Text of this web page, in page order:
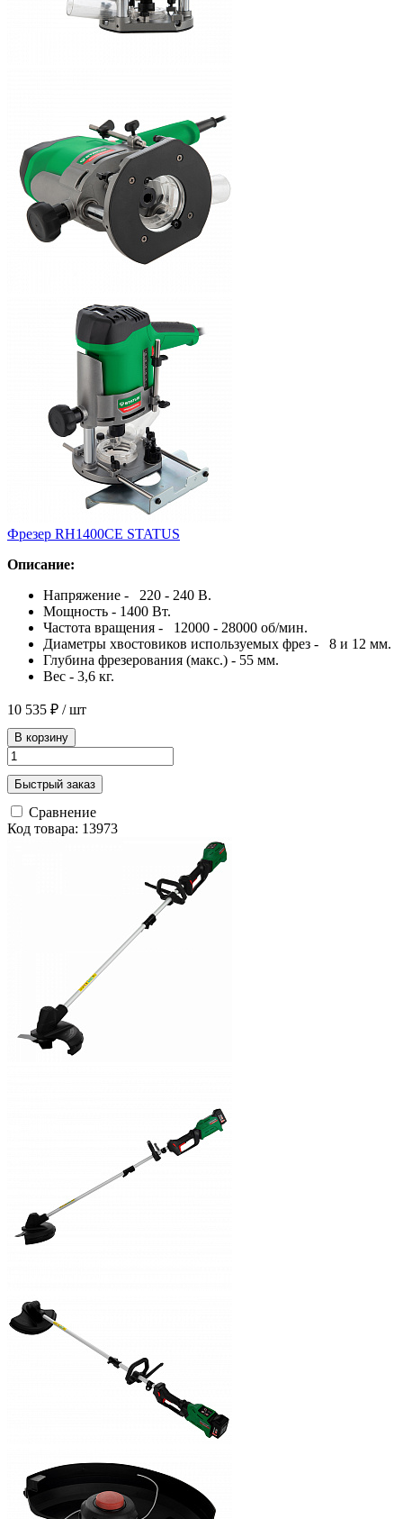
Фрезер RH1400CE STATUS
Описание:
Напряжение - 220 - 240 B.
Мощность - 1400 Bт.
Частота вращения - 12000 - 28000 об/мин.
Диаметры хвостовиков используемых фрез - 8 и 12 мм.
Глубина фрезерования (макс.) - 55 мм.
Вес - 3,6 кг.
10 535 ₽ / шт
В корзину
Быстрый заказ
Сравнение
Код товара: 13973